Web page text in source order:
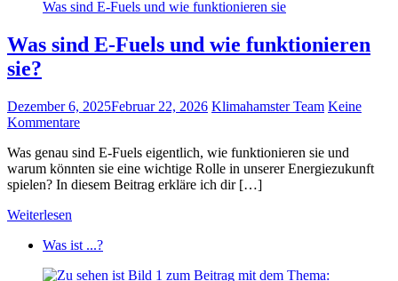
Was sind E-Fuels und wie funktionieren
sie?
Dezember 6, 2025Februar 22, 2026 Klimahamster Team Keine
Kommentare
Was genau sind E-Fuels eigentlich, wie funktionieren sie und
warum könnten sie eine wichtige Rolle in unserer Energiezukunft
spielen? In diesem Beitrag erkläre ich dir […]
Weiterlesen
Was ist ...?